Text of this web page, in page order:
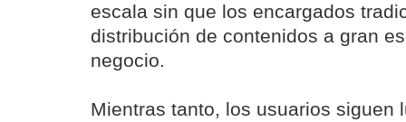
escala sin que los encargados
distribución de contenidos a gran
negocio.
Mientras tanto, los usuarios siguen